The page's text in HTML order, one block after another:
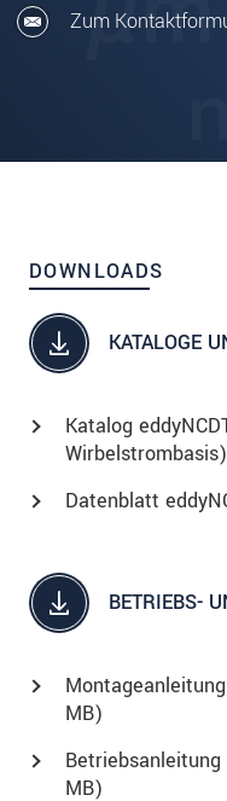
Zum
DOWNLOADS
KATALOGE
Katalog
Datenblatt
BETRIEBS-
MB)
MB)